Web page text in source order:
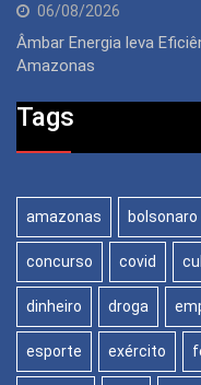
06/08/2026
Âmbar Energia leva
Amazonas
Tags
amazonas bolsonaro
concurso covid
dinheiro droga
esporte exército